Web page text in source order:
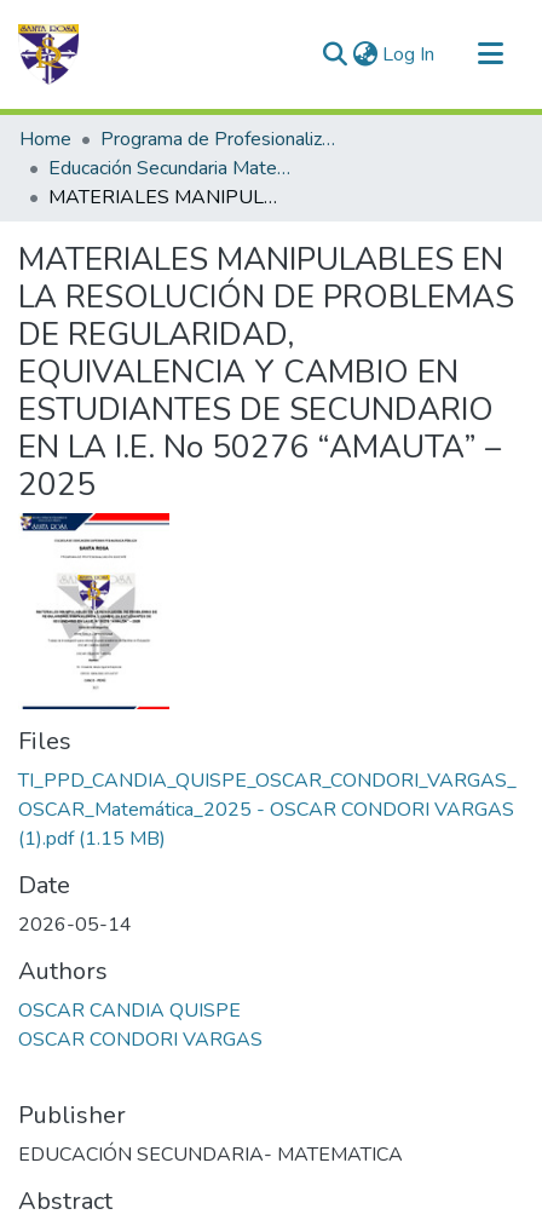
Log In (current)
Communities & Collections
All of DSpace
Statistics
Home
Programa de Profesionalización Docente - Trabajos de Investigación
Educación Secundaria Matemática
MATERIALES MANIPULABLES EN LA RESOLUCIÓN DE PROBLEMAS DE REGULARIDAD, EQUIVALENCIA Y CAMBIO EN ESTUDIANTES DE SECUNDARIO EN LA I.E. No 50276 “AMAUTA” – 2025
MATERIALES MANIPULABLES EN
LA RESOLUCIÓN DE PROBLEMAS
DE REGULARIDAD,
EQUIVALENCIA Y CAMBIO EN
ESTUDIANTES DE SECUNDARIO
EN LA I.E. No 50276 “AMAUTA” –
2025
Files
TI_PPD_CANDIA_QUISPE_OSCAR_CONDORI_VARGAS_
OSCAR_Matemática_2025 - OSCAR CONDORI VARGAS
(1).pdf(1.15 MB)
Date
2026-05-14
Authors
OSCAR CANDIA QUISPE
OSCAR CONDORI VARGAS
Publisher
EDUCACIÓN SECUNDARIA- MATEMATICA
Abstract